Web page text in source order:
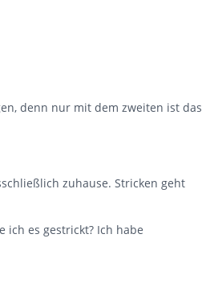
denn nur mit dem zweiten ist das
zuhause. Stricken geht
ich es gestrickt? Ich habe